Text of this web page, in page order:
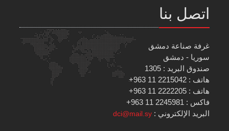
اتصل بنا
غرفة صناعة دمشق
سوريا - دمشق
صندوق البريد : 1305
هاتف : 2215042 11 963+
هاتف : 2222205 11 963+
فاكس : 2245981 11 963+
البريد الإلكتروني :dci@mail.sy